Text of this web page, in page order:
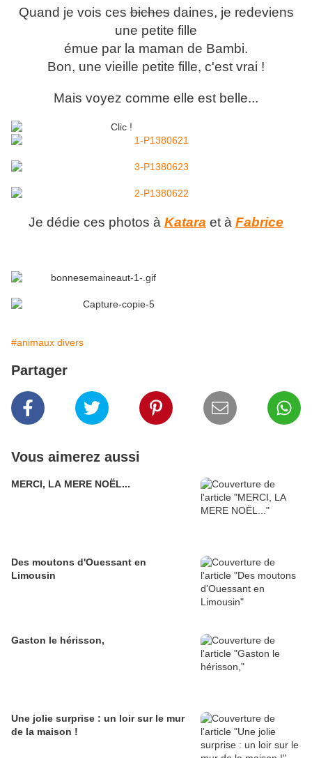
Quand je vois cesbichesdaines, je redeviens
une petite fille
émue par la maman de Bambi.
Bon, une vieille petite fille, c'est vrai !
Mais voyez comme elle est belle...
Je dédie ces photos à Katara et à Fabrice
#animaux divers
Partager
Vous aimerez aussi
MERCI, LA MERE NOËL...
Des moutons d'Ouessant en
Limousin
Gaston le hérisson,
Une jolie surprise : un loir sur le mur
de la maison !